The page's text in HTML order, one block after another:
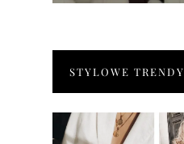
STYLOWE TRENDY